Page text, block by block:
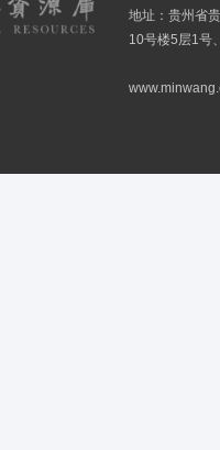
地址：贵州省
10号楼5层1号